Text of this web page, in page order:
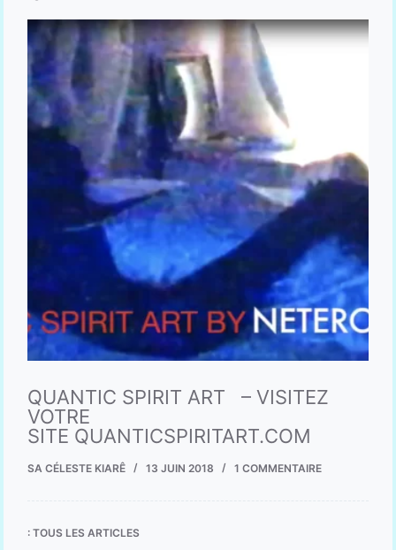
QUANTIC SPIRIT ART – VISITEZ
VOTRE
SITE QUANTICSPIRITART.COM
SA CÉLESTE KIARÊ 13 JUIN 2018 1 COMMENTAIRE
: TOUS LES ARTICLES